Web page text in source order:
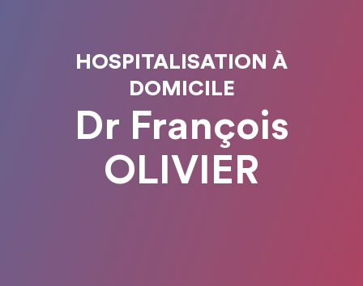
HOSPITALISATION À
DOMICILE
Dr François
OLIVIER